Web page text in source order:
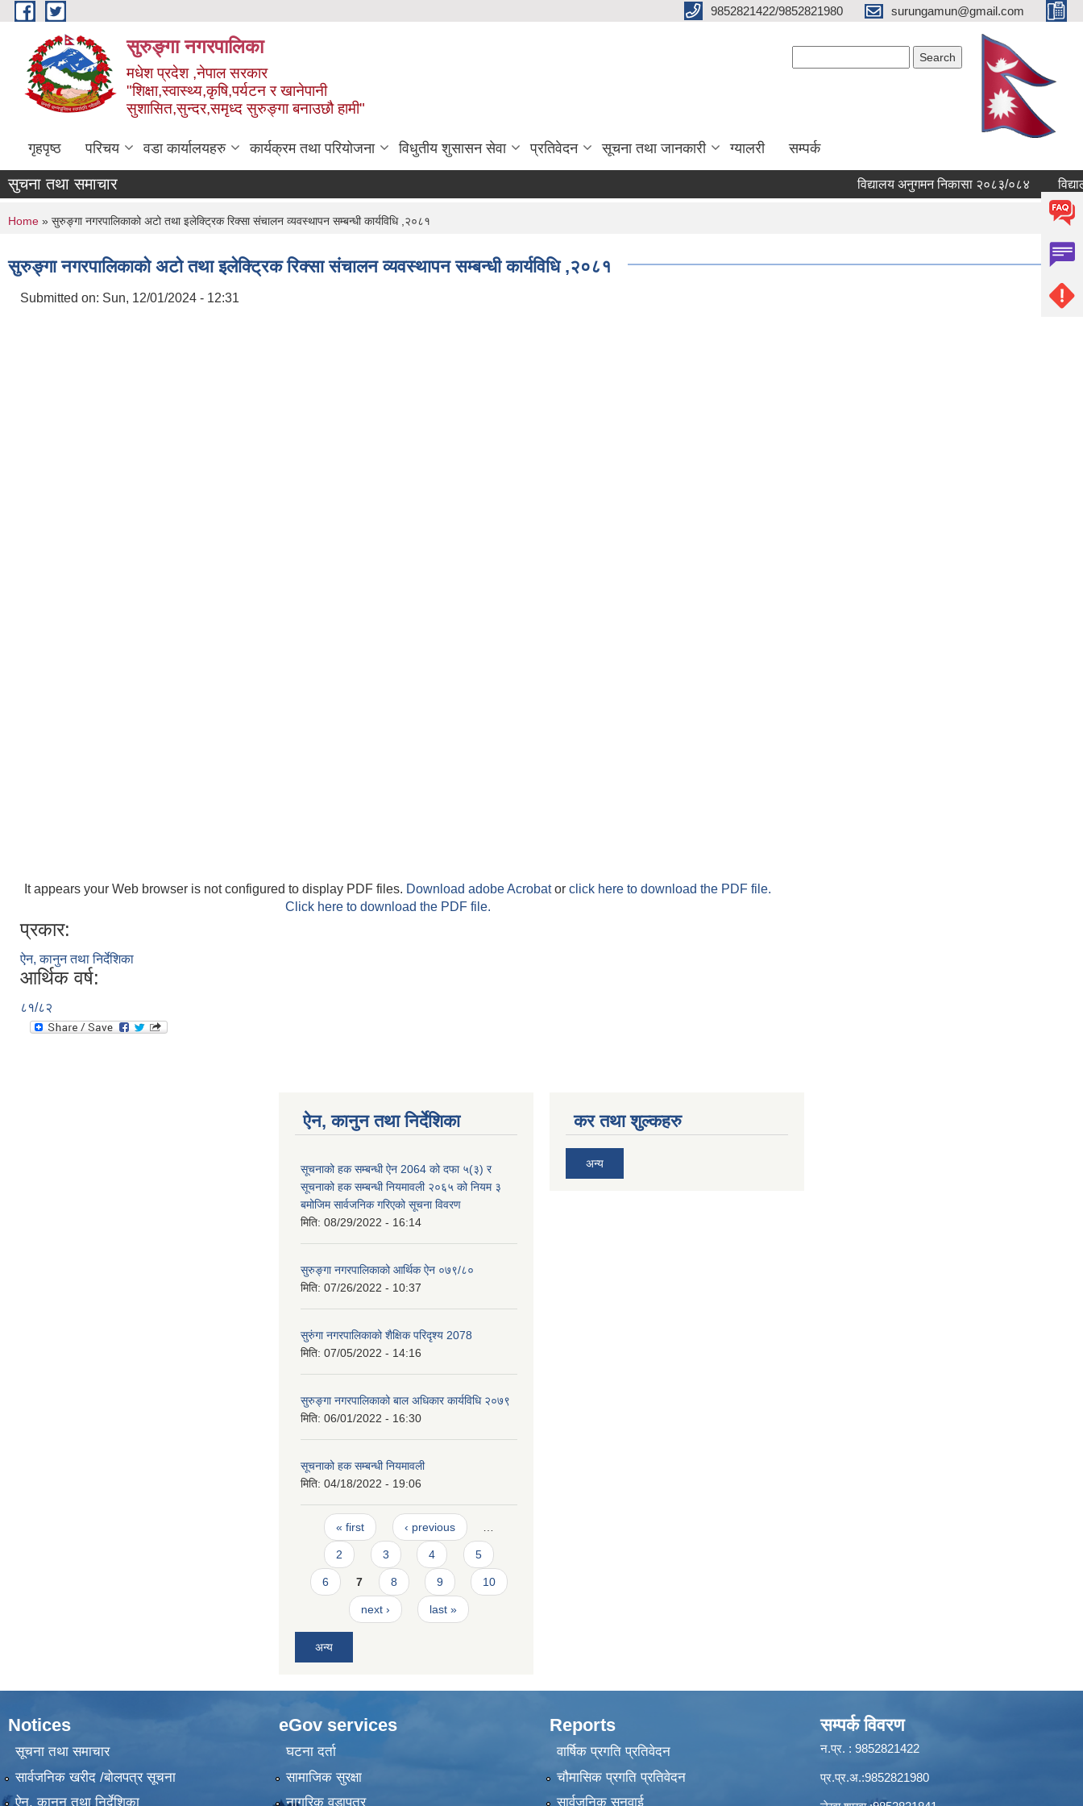
Skip to main content 9852821422/9852821980 surungamun@gmail.com
सुरुङ्‍गा नगरपालिका
मधेश प्रदेश ,नेपाल सरकार
"शिक्षा,स्वास्थ्य,कृषि,पर्यटन र खानेपानी
सुशासित,सुन्दर,समृध्द सुरुङ्गा बनाउछौ हामी"
गृहपृष्ठ परिचय वडा कार्यालयहरु कार्यक्रम तथा परियोजना विधुतीय शुसासन सेवा प्रतिवेदन सूचना तथा जानकारी ग्यालरी सम्पर्क
सुचना तथा समाचार विद्यालय अनुगमन निकासा २०८३/०८४
You are here
Home » सुरुङ्गा नगरपालिकाको अटो तथा इलेक्ट्रिक रिक्सा संचालन व्यवस्थापन सम्बन्धी कार्यविधि ,२०८१
सुरुङ्गा नगरपालिकाको अटो तथा इलेक्ट्रिक रिक्सा संचालन व्यवस्थापन सम्बन्धी कार्यविधि ,२०८१
Submitted on: Sun, 12/01/2024 - 12:31
It appears your Web browser is not configured to display PDF files. Download adobe Acrobator click here to download the PDF file.
Click here to download the PDF file.
प्रकार:
ऐन, कानुन तथा निर्देशिका
आर्थिक वर्ष:
८१/८२
ऐन, कानुन तथा निर्देशिका
सूचनाको हक सम्बन्धी ऐन 2064 को दफा ५(३) र
सूचनाको हक सम्बन्धी नियमावली २०६५ को नियम ३
बमोजिम सार्वजनिक गरिएको सूचना विवरण
मिति: 08/29/2022 - 16:14
सुरुङ्गा नगरपालिकाको आर्थिक ऐन ०७९/८०
मिति: 07/26/2022 - 10:37
सुरुंगा नगरपालिकाको शैक्षिक परिदृश्य 2078
मिति: 07/05/2022 - 14:16
सुरुङ्गा नगरपालिकाको बाल अधिकार कार्यविधि २०७९
मिति: 06/01/2022 - 16:30
सूचनाको हक सम्बन्धी नियमावली
मिति: 04/18/2022 - 19:06
Pages
« first ‹ previous …
2 3 4 5
6 7 8 9 10
next › last »
अन्य
कर तथा शुल्कहरु
अन्य
Notices
सूचना तथा समाचार
सार्वजनिक खरीद /बोलपत्र सूचना
ऐन, कानुन तथा निर्देशिका
eGov services
घटना दर्ता
सामाजिक सुरक्षा
नागरिक वडापत्र
Reports
वार्षिक प्रगति प्रतिवेदन
चौमासिक प्रगति प्रतिवेदन
सार्वजनिक सुनुवाई
सम्पर्क विवरण
न.प्र. : 9852821422
प्र.प्र.अ.:9852821980